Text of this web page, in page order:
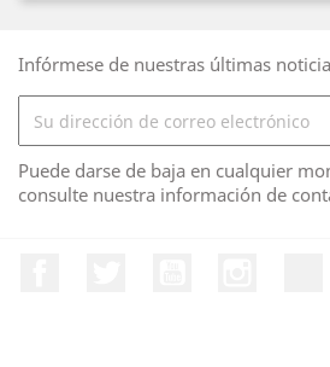
Infórmese de nuestras últimas
Puede darse de baja en cualquier
consulte nuestra información de